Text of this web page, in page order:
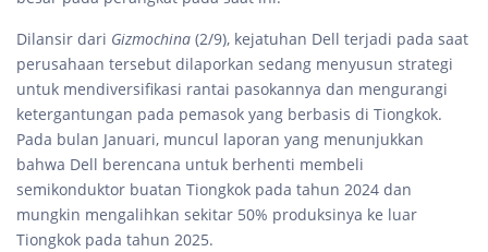
Dilansir dari Gizmochina (2/9), kejatuhan Dell terjadi pada saat
perusahaan tersebut dilaporkan sedang menyusun strategi
untuk mendiversifikasi rantai pasokannya dan mengurangi
ketergantungan pada pemasok yang berbasis di Tiongkok.
Pada bulan Januari, muncul laporan yang menunjukkan
bahwa Dell berencana untuk berhenti membeli
semikonduktor buatan Tiongkok pada tahun 2024 dan
mungkin mengalihkan sekitar 50% produksinya ke luar
Tiongkok pada tahun 2025.